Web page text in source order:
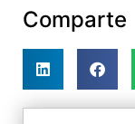
Comparte